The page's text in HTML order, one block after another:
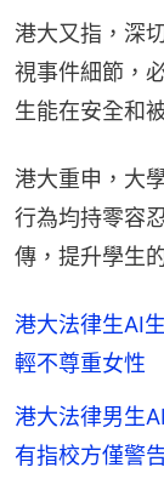
港大又指，深
視事件細節，
生能在安全和
港大重申，大
行為均持零容
傳，提升學生
港大法律生AI
輕不尊重女性
港大法律男生
有指校方僅警